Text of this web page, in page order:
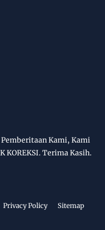
Pemberitaan Kami, Kami
KOREKSI. Terima Kasih.
Privacy Policy
Sitemap